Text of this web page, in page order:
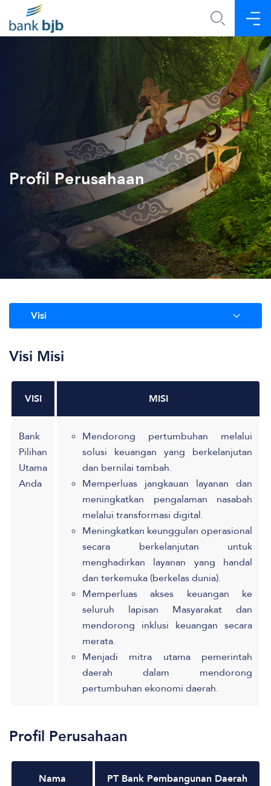
Profil Perusahaan
Visi
Visi Misi
VISI MISI
Bank
Pilihan
Utama
Anda
Mendorong pertumbuhan melalui
solusi keuangan yang berkelanjutan
dan bernilai tambah.
Memperluas jangkauan layanan dan
meningkatkan pengalaman nasabah
melalui transformasi digital.
Meningkatkan keunggulan operasional
secara berkelanjutan untuk
menghadirkan layanan yang handal
dan terkemuka (berkelas dunia).
Memperluas akses keuangan ke
seluruh lapisan Masyarakat dan
mendorong inklusi keuangan secara
merata.
Menjadi mitra utama pemerintah
daerah dalam mendorong
pertumbuhan ekonomi daerah.
Profil Perusahaan
Nama
PT Bank Pembangunan Daerah